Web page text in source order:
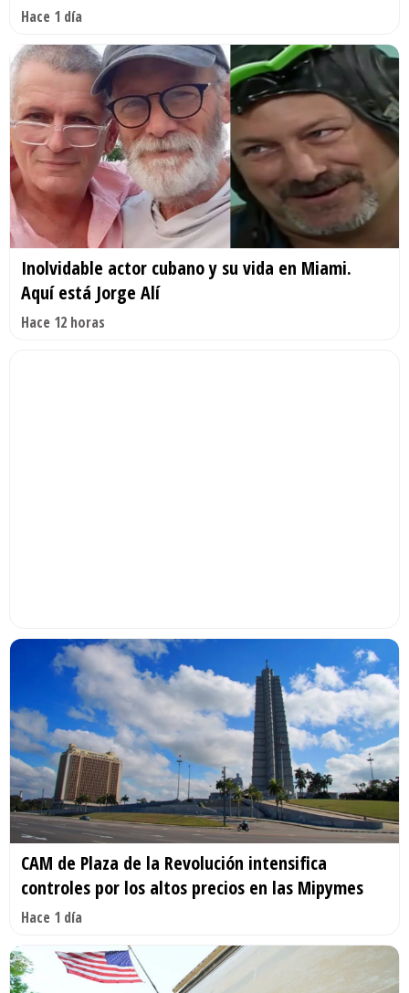
Hace 1 día
Inolvidable actor cubano y su vida en Miami.
Aquí está Jorge Alí
Hace 12 horas
CAM de Plaza de la Revolución intensifica
controles por los altos precios en las Mipymes
Hace 1 día